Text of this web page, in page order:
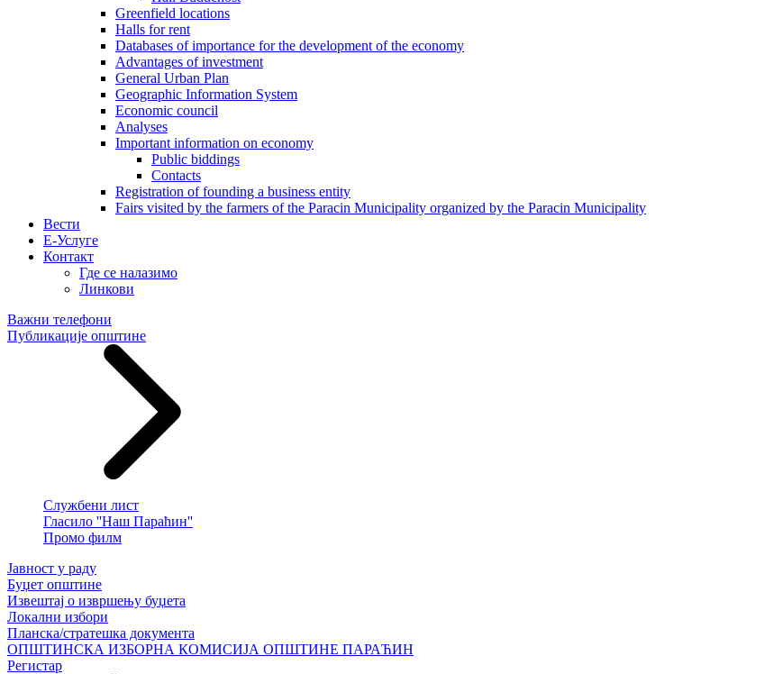
Greenfield locations
Halls for rent
Databases of importance for the development of the economy
Advantages of investment
General Urban Plan
Geographic Information System
Еconomic council
Analyses
Important information on economy
Public biddings
Contacts
Registration of founding a business entity
Fairs visited by the farmers of the Paracin Municipality organized by the Paracin Municipality
Вести
E-Услуге
Контакт
Где се налазимо
Линкови
Важни телефони
Публикације општине
Службени лист
Гласило ''Наш Параћин''
Промо филм
Јавност у раду
Буџет општине
Извештај о извршењу буџета
Локални избори
Планска/стратешка документа
ОПШТИНСКА ИЗБОРНА КОМИСИЈА ОПШТИНЕ ПАРАЋИН
Регистар